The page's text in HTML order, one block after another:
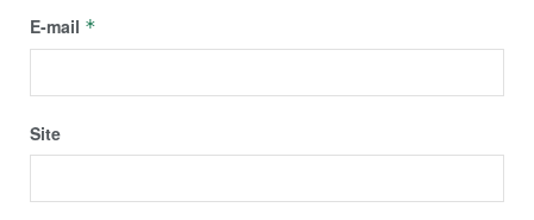
E-mail *
Site